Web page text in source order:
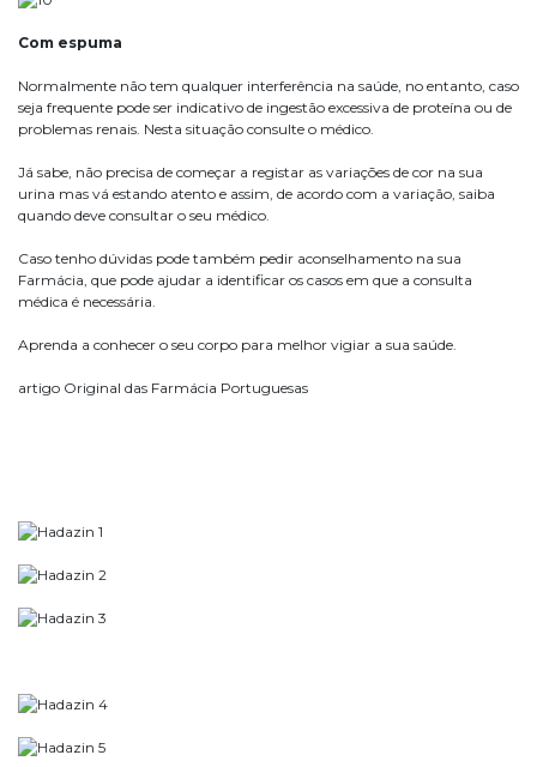
Com espuma
Normalmente não tem qualquer interferência na saúde, no entanto, caso
seja frequente pode ser indicativo de ingestão excessiva de proteína ou de
problemas renais. Nesta situação consulte o médico.
Já sabe, não precisa de começar a registar as variações de cor na sua
urina mas vá estando atento e assim, de acordo com a variação, saiba
quando deve consultar o seu médico.
Caso tenho dúvidas pode também pedir aconselhamento na sua
Farmácia, que pode ajudar a identificar os casos em que a consulta
médica é necessária.
Aprenda a conhecer o seu corpo para melhor vigiar a sua saúde.
artigo Original das Farmácia Portuguesas